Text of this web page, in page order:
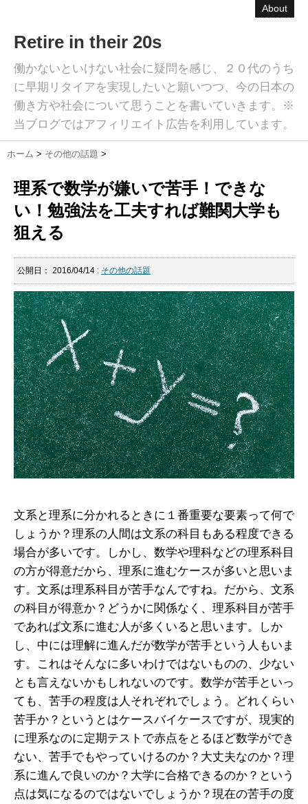
About
Retire in their 20s
働かないといけない社会に疑問を感じ、２０代のうち
に早期リタイアを実現したいと願いつつ、今の日本の
働き方や社会について思うことを書いていきます。※
当ブログではアフィリエイト広告を利用しています。
ホーム > その他の話題 >
理系で数学が嫌いで苦手！できな
い！勉強法を工夫すれば難関大学も
狙える
公開日： 2016/04/14 : その他の話題
文系と理系に分かれるときに１番重要な要素って何で
しょうか？理系の人間は文系の科目もある程度できる
場合が多いです。しかし、数学や理科などの理系科目
の方が得意だから、理系に進むケースが多いと思いま
す。文系は理系科目が苦手なんですね。だから、文系
の科目が得意か？どうかに関係なく、理系科目が苦手
であれば文系に進む人が多くいると思います。しか
し、中には理解に進んだが数学が苦手という人もいま
す。これはそんなに多いわけではないものの、少ない
とも言えないかもしれないのです。数学が苦手といっ
ても、苦手の程度は人それぞれでしょう。どれくらい
苦手か？というとはケースバイケースですが、現実的
に理系なのに定期テストで赤点をとるほど数学ができ
ない、苦手でもやっていけるのか？大丈夫なのか？理
系に進んで良いのか？大学に合格できるのか？という
点は気になるのではないでしょうか？現在の苦手の度